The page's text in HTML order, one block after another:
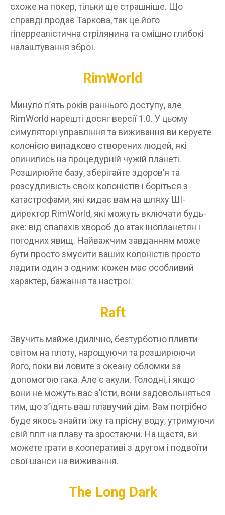
схоже на покер, тільки ще страшніше. Що
справді продає Таркова, так це його
гіперреалістична стрілянина та смішно глибокі
налаштування зброї.
RimWorld
Минуло п’ять років раннього доступу, але
RimWorld нарешті досяг версії 1.0. У цьому
симуляторі управління та виживання ви керуєте
колонією випадково створених людей, які
опинились на процедурній чужій планеті.
Розширюйте базу, зберігайте здоров’я та
розсудливість своїх колоністів і боріться з
катастрофами, які кидає вам на шляху ШІ-
директор RimWorld, які можуть включати будь-
яке: від спалахів хвороб до атак інопланетян і
погодних явищ. Найважчим завданням може
бути просто змусити ваших колоністів просто
ладити один з одним: кожен має особливий
характер, бажання та настрої.
Raft
Звучить майже ідилічно, безтурботно пливти
світом на плоту, нарощуючи та розширюючи
його, поки ви ловите з океану обломки за
допомогою гака. Але є акули. Голодні, і якщо
вони не можуть вас з’їсти, вони задовольняться
тим, що з’їдять ваш плавучий дім. Вам потрібно
буде якось знайти їжу та прісну воду, утримуючи
свій пліт на плаву та зростаючи. На щастя, ви
можете грати в кооперативі з другом і подвоїти
свої шанси на виживання.
The Long Dark